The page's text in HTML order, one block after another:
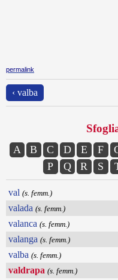
permalink
‹ valba
A B C D E F
P
Q R S
val (s. femm.)
valada (s. femm.)
valanca (s. femm.)
valanga (s. femm.)
valba (s. femm.)
valdrapa (s. femm.)